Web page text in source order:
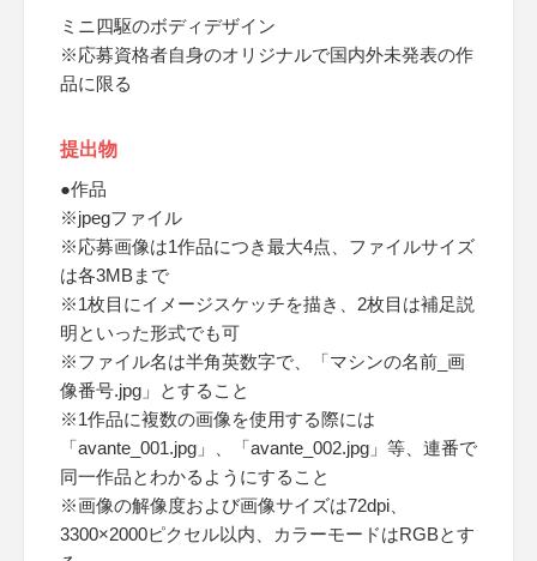
ミニ四駆のボディデザイン
※応募資格者自身のオリジナルで国内外未発表の作
品に限る
提出物
●作品
※jpegファイル
※応募画像は1作品につき最大4点、ファイルサイズ
は各3MBまで
※1枚目にイメージスケッチを描き、2枚目は補足説
明といった形式でも可
※ファイル名は半角英数字で、「マシンの名前_画
像番号.jpg」とすること
※1作品に複数の画像を使用する際には
「avante_001.jpg」、「avante_002.jpg」等、連番で
同一作品とわかるようにすること
※画像の解像度および画像サイズは72dpi、
3300×2000ピクセル以内、カラーモードはRGBとす